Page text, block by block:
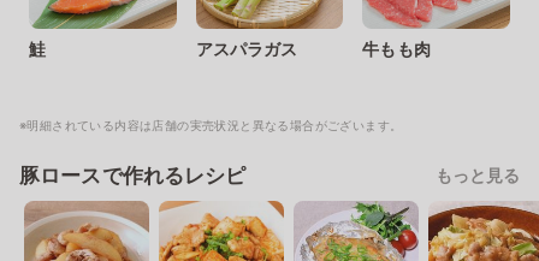
鮭 アスパラガス 牛もも肉
※明細されている内容は店舗の実売状況と異なる場合がございます。
豚ロースで作れるレシピ もっと見る